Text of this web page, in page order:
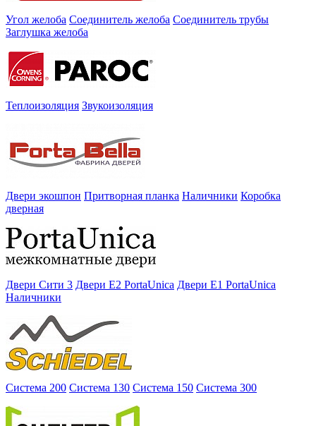
Угол желоба Соединитель желоба Соединитель трубы
Заглушка желоба
Теплоизоляция Звукоизоляция
Двери экошпон Притворная планка Наличники Коробка
дверная
Двери Сити 3 Двери E2 PortaUnica Двери E1 PortaUnica
Наличники
Система 200 Система 130 Система 150 Система 300